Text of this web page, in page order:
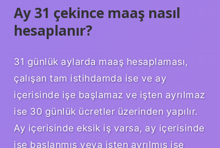
Ay 31 çekince maaş nasıl
hesaplanır?
31 günlük aylarda maaş hesaplaması,
çalışan tam istihdamda ise ve ay
içerisinde işe başlamaz ve işten ayrılmaz
ise 30 günlük ücretler üzerinden yapılır.
Ay içerisinde eksik iş varsa, ay içerisinde
işe başlanmış veya işten ayrılmış ise